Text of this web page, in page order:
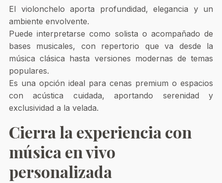
El violonchelo aporta profundidad, elegancia y un
ambiente envolvente.
Puede interpretarse como solista o acompañado de
bases musicales, con repertorio que va desde la
música clásica hasta versiones modernas de temas
populares.
Es una opción ideal para cenas premium o espacios
con acústica cuidada, aportando serenidad y
exclusividad a la velada.
Cierra la experiencia con
música en vivo
personalizada